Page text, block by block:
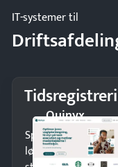
IT-systemer til
Quinyx
Spar tid på
lønberegning og få